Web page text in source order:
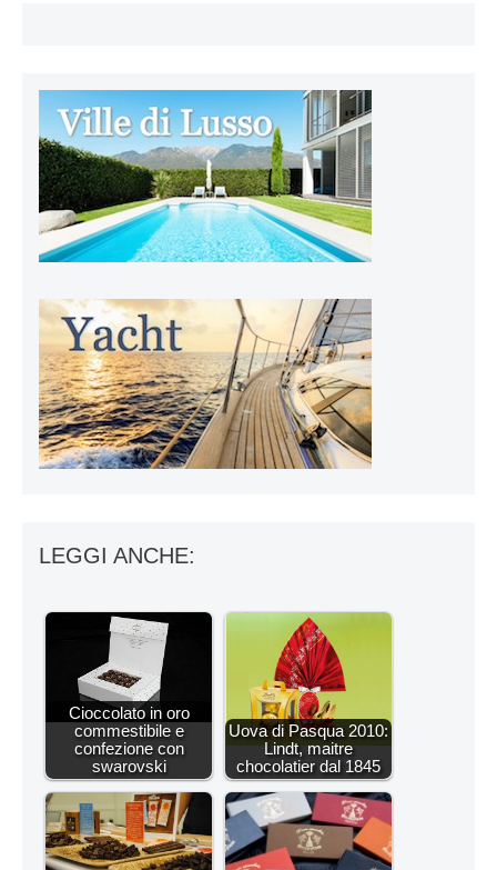
LEGGI ANCHE:
Cioccolato in oro
commestibile e
confezione con
swarovski
Uova di Pasqua 2010:
Lindt, maitre
chocolatier dal 1845